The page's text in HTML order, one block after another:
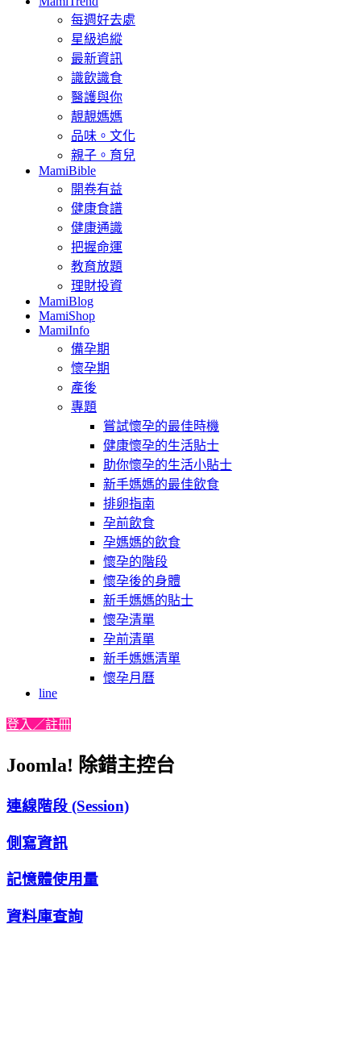
每週好去處
星級追縱
最新資訊
識飲識食
醫護與你
靚靚媽媽
品味。文化
親子。育兒
MamiBible
開卷有益
健康食譜
健康通識
把握命運
教育放題
理財投資
MamiBlog
MamiShop
MamiInfo
備孕期
懷孕期
產後
專題
嘗試懷孕的最佳時機
健康懷孕的生活貼士
助你懷孕的生活小貼士
新手媽媽的最佳飲食
排卵指南
孕前飲食
孕媽媽的飲食
懷孕的階段
懷孕後的身體
新手媽媽的貼士
懷孕清單
孕前清單
新手媽媽清單
懷孕月曆
line
登入／註冊
Joomla! 除錯主控台
連線階段 (Session)
側寫資訊
記憶體使用量
資料庫查詢